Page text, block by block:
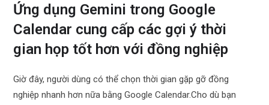
Ứng dụng Gemini trong Google
Calendar cung cấp các gợi ý thời
gian họp tốt hơn với đồng nghiệp
Giờ đây, người dùng có thể chọn thời gian gặp gỡ đồng
nghiệp nhanh hơn nữa bằng Google Calendar.Cho dù bạn